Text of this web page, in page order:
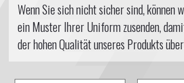
Wenn Sie sich nicht sicher sind, können
ein Muster Ihrer Uniform zusenden,
der hohen Qualität unseres Produkts